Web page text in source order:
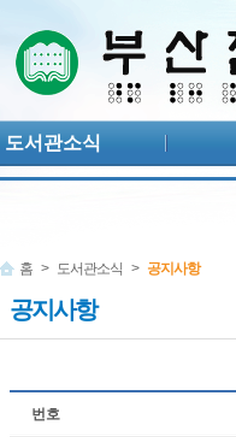
도서관소식
홈 > 도서관소식 > 공지사항
공지사항
번호